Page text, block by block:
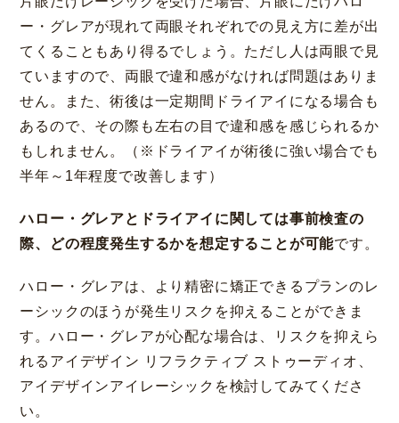
ー・グレアが現れて両眼それぞれでの見え方に差が出
てくることもあり得るでしょう。ただし人は両眼で見
ていますので、両眼で違和感がなければ問題はありま
せん。また、術後は一定期間ドライアイになる場合も
あるので、その際も左右の目で違和感を感じられるか
もしれません。（※ドライアイが術後に強い場合でも
半年～1年程度で改善します）
ハロー・グレアとドライアイに関しては事前検査の
際、どの程度発生するかを想定することが可能です。
ハロー・グレアは、より精密に矯正できるプランのレ
ーシックのほうが発生リスクを抑えることができま
す。ハロー・グレアが心配な場合は、リスクを抑えら
れるアイデザイン リフラクティブ ストゥーディオ、
アイデザインアイレーシックを検討してみてくださ
い。